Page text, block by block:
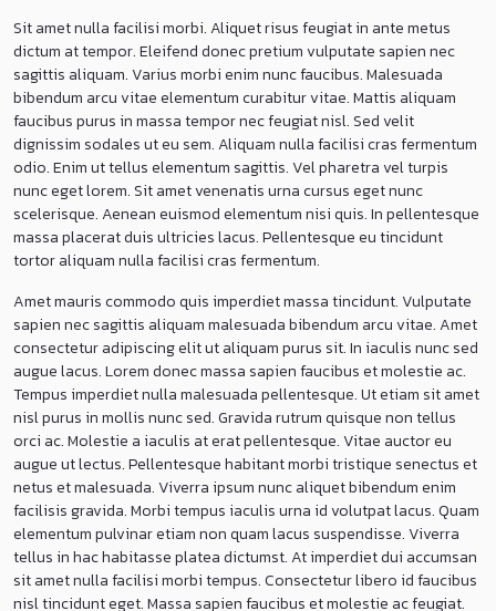
Sit amet nulla facilisi morbi. Aliquet risus feugiat in ante metus
dictum at tempor. Eleifend donec pretium vulputate sapien nec
sagittis aliquam. Varius morbi enim nunc faucibus. Malesuada
bibendum arcu vitae elementum curabitur vitae. Mattis aliquam
faucibus purus in massa tempor nec feugiat nisl. Sed velit
dignissim sodales ut eu sem. Aliquam nulla facilisi cras fermentum
odio. Enim ut tellus elementum sagittis. Vel pharetra vel turpis
nunc eget lorem. Sit amet venenatis urna cursus eget nunc
scelerisque. Aenean euismod elementum nisi quis. In pellentesque
massa placerat duis ultricies lacus. Pellentesque eu tincidunt
tortor aliquam nulla facilisi cras fermentum.
Amet mauris commodo quis imperdiet massa tincidunt. Vulputate
sapien nec sagittis aliquam malesuada bibendum arcu vitae. Amet
consectetur adipiscing elit ut aliquam purus sit. In iaculis nunc sed
augue lacus. Lorem donec massa sapien faucibus et molestie ac.
Tempus imperdiet nulla malesuada pellentesque. Ut etiam sit amet
nisl purus in mollis nunc sed. Gravida rutrum quisque non tellus
orci ac. Molestie a iaculis at erat pellentesque. Vitae auctor eu
augue ut lectus. Pellentesque habitant morbi tristique senectus et
netus et malesuada. Viverra ipsum nunc aliquet bibendum enim
facilisis gravida. Morbi tempus iaculis urna id volutpat lacus. Quam
elementum pulvinar etiam non quam lacus suspendisse. Viverra
tellus in hac habitasse platea dictumst. At imperdiet dui accumsan
sit amet nulla facilisi morbi tempus. Consectetur libero id faucibus
nisl tincidunt eget. Massa sapien faucibus et molestie ac feugiat.